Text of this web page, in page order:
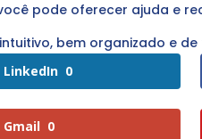
pode oferecer ajuda e
bem organizado e
LinkedIn 0
Gmail 0